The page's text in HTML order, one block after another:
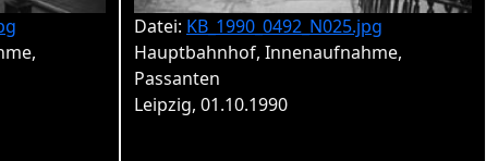
Datei: KB_1990_0492_N025.jpg
Hauptbahnhof, Innenaufnahme,
Passanten
Leipzig, 01.10.1990